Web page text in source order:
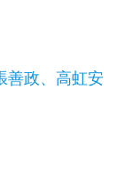
政、高虹安